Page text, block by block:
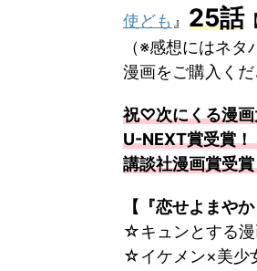
使ども 』 25話
（※感想にはネ
漫画をご購入くだ
祝♡次にくる漫
U-NEXT賞受賞！
講談社漫画賞受
【『恋せよまや
☆キュンとする漫
☆イケメン×美少